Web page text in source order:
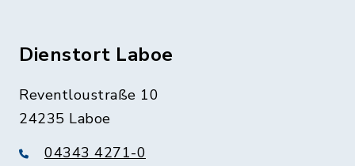
Dienstort Laboe
Reventloustraße 10
24235 Laboe
04343 4271-0